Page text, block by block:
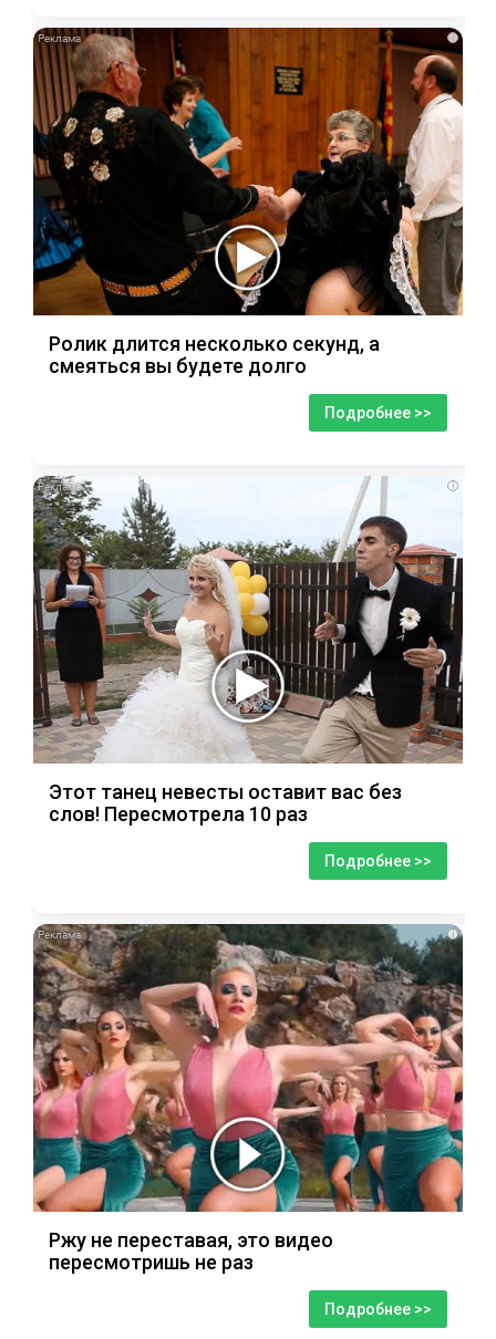
i
Ролик длится несколько секунд, а
смеяться вы будете долго
Подробнее >>
i
Этот танец невесты оставит вас без
слов! Пересмотрела 10 раз
Подробнее >>
i
Ржу не переставая, это видео
пересмотришь не раз
Подробнее >>